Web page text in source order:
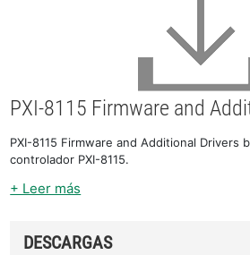
PXI-8115 Firmware and
PXI-8115 Firmware and Additional Drivers
controlador PXI-8115.
+ Leer más
DESCARGAS